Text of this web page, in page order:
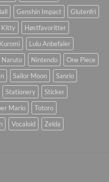
Genshin Impact
Glutenfri
Kitty
Høstfavoritter
Kuromi
Lulu Anbefaler
Naruto Nintendo
One Piece
Sailor Moon
Sanrio
Stationery
Sticker
Mario
Totoro
Vocaloid Zelda